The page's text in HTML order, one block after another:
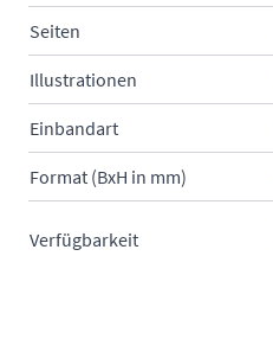
Seiten
Illustrationen
Einbandart
Format (BxH in mm)
Verfügbarkeit